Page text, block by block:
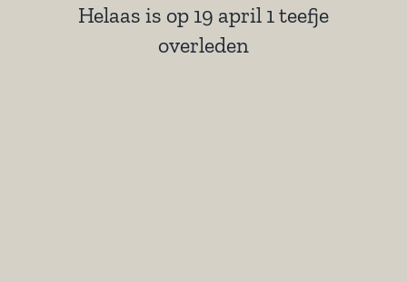
Helaas is op 19 april 1 teefje
overleden